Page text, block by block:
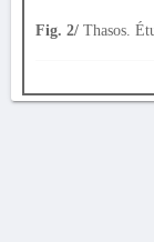
Fig. 2/ Thasos.